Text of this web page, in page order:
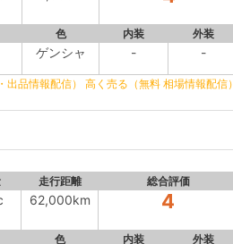
色 内装 外装
ゲンシャ - -
品情報配信） 高く売る（無料 相場情報配信）
走行距離 総合評価
62,000km 4
色 内装 外装